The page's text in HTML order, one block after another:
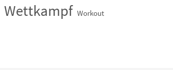
Wettkampf Workout